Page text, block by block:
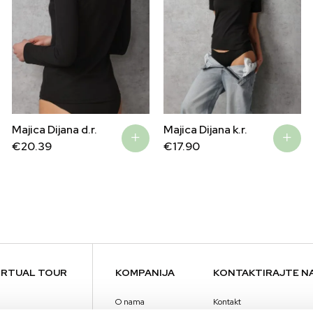
sadržaja i oglasa, pružanje funkcija društvenih medija
Majica Dijana d.r.
€20.39
Majica Dijana k.r.
€17.90
TOUR KOMPANIJA
O nama
KONTAKTIRAJTE
Kontakt